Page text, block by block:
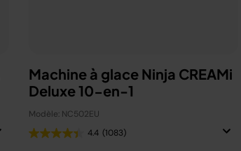
Machine à glace Ninja CREAMi
Deluxe 10-en-1
Modèle: NC502EU
4.4 (1083)